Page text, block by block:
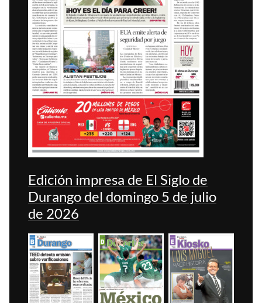
Edición impresa de El Siglo de
Durango del domingo 5 de julio
de 2026